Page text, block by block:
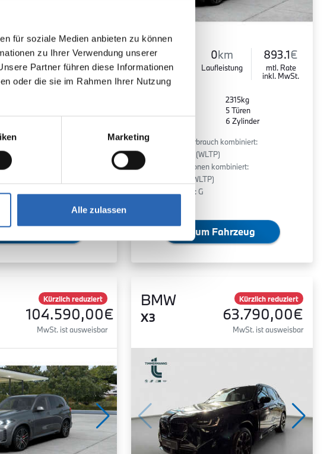
für soziale Medien anbieten zu können
zu Ihrer Verwendung unserer
Partner führen diese Informationen
oder die sie im Rahmen Ihrer Nutzung
Marketing
Alle zulassen
0km
Laufleistung
948.8€
mtl. Rate
inkl. MwSt.
kombiniert:
kombiniert:
G
Fahrzeug
Diesel
Kraftstoff
0km
Laufleistung
893.1€
mtl. Rate
inkl. MwSt.
2315kg
5 Türen
6 Zylinder
Kraftstoffverbrauch kombiniert:
7.6 l/100km (WLTP)
-Emissionen kombiniert:
200 g/km (WLTP)
CO -Klasse: G
Zum Fahrzeug
Kürzlich reduziert
104.590,00€
MwSt. ist ausweisbar
BMW
X3
Kürzlich reduziert
63.790,00€
MwSt. ist ausweisbar